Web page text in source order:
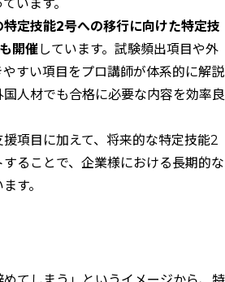
います。
定技能2号への移行に向けた特定技
開催しています。試験頻出項目や外
すい項目をプロ講師が体系的に解説
人材でも合格に必要な内容を効率良
項目に加えて、将来的な特定技能2
ることで、企業様における長期的な
す。